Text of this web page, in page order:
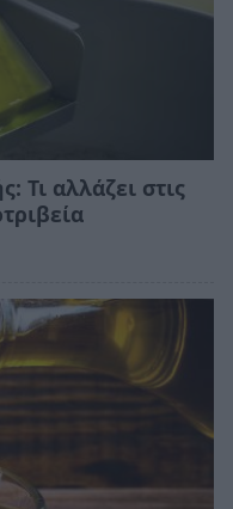
Τι αλλάζει στις